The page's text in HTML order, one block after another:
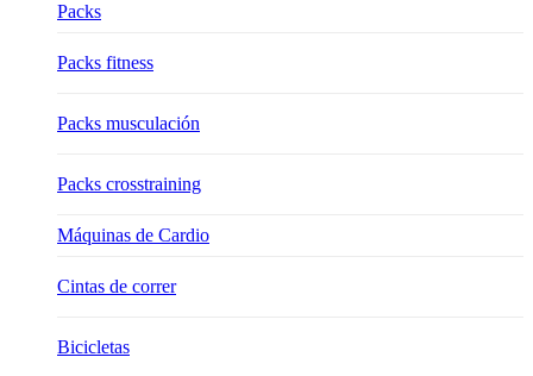
Packs
Packs fitness
Packs musculación
Packs crosstraining
Máquinas de Cardio
Cintas de correr
Bicicletas